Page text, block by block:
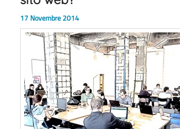
17 Novembre 2014